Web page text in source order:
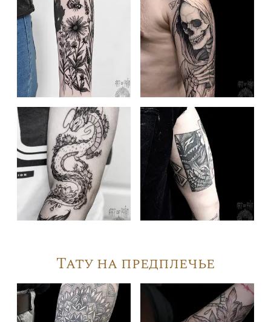
Тату на предплечье